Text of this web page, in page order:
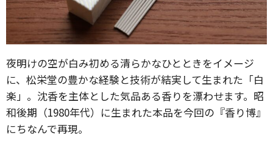
夜明けの空が白み初める清らかなひとときをイメージ
に、松栄堂の豊かな経験と技術が結実して生まれた「白
楽」。沈香を主体とした気品ある香りを漂わせます。昭
和後期（1980年代）に生まれた本品を今回の『香り博』
にちなんで再現。